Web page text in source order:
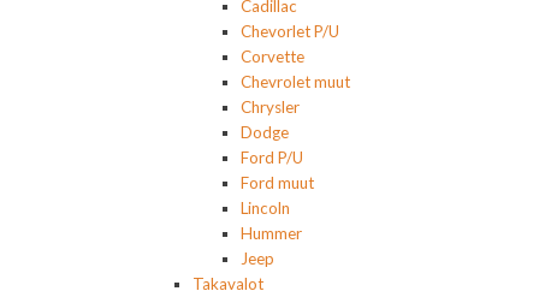
Cadillac
Chevorlet P/U
Corvette
Chevrolet muut
Chrysler
Dodge
Ford P/U
Ford muut
Lincoln
Hummer
Jeep
Takavalot